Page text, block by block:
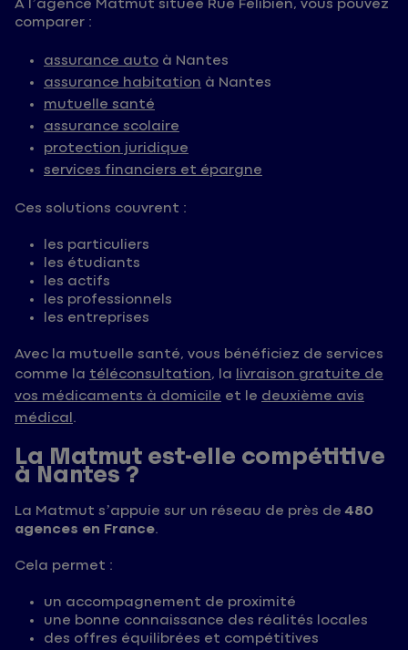
À l’agence Matmut située Rue Félibien, vous pouvez
comparer :
assurance auto à Nantes
assurance habitation à Nantes
mutuelle santé
assurance scolaire
protection juridique
services financiers et épargne
Ces solutions couvrent :
les particuliers
les étudiants
les actifs
les professionnels
les entreprises
Avec la mutuelle santé, vous bénéficiez de services
comme la téléconsultation, la livraison gratuite de
vos médicaments à domicile et le deuxième avis
médical .
La Matmut est-elle compétitive
à Nantes ?
La Matmut s’appuie sur un réseau de près de480
agences en France.
Cela permet :
un accompagnement de proximité
une bonne connaissance des réalités locales
des offres équilibrées et compétitives